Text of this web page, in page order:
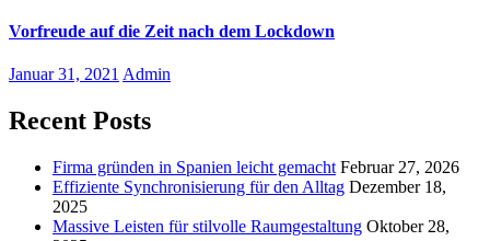
Vorfreude auf die Zeit nach dem Lockdown
Januar 31, 2021 Admin
Recent Posts
Firma gründen in Spanien leicht gemacht Februar 27, 2026
Effiziente Synchronisierung für den Alltag Dezember 18,
2025
Massive Leisten für stilvolle Raumgestaltung Oktober 28,